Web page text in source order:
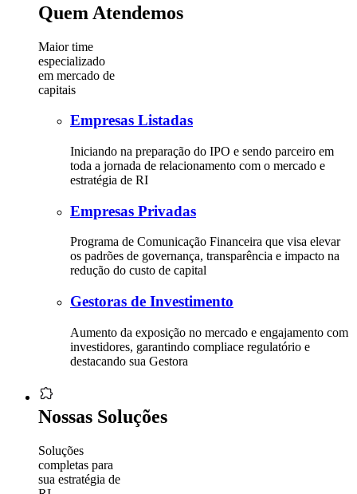
Quem Atendemos
Maior time
especializado
em mercado de
capitais
Empresas Listadas
Iniciando na preparação do IPO e sendo parceiro em
toda a jornada de relacionamento com o mercado e
estratégia de RI
Empresas Privadas
Programa de Comunicação Financeira que visa elevar
os padrões de governança, transparência e impacto na
redução do custo de capital
Gestoras de Investimento
Aumento da exposição no mercado e engajamento com
investidores, garantindo compliace regulatório e
destacando sua Gestora
Nossas Soluções
Soluções
completas para
sua estratégia de